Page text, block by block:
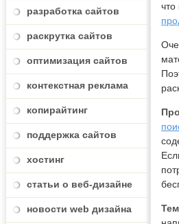
разработка сайтов
раскрутка сайтов
оптимизация сайтов
контекстная реклама
копирайтинг
поддержка сайтов
хостинг
статьи о веб-дизайне
новости web дизайна